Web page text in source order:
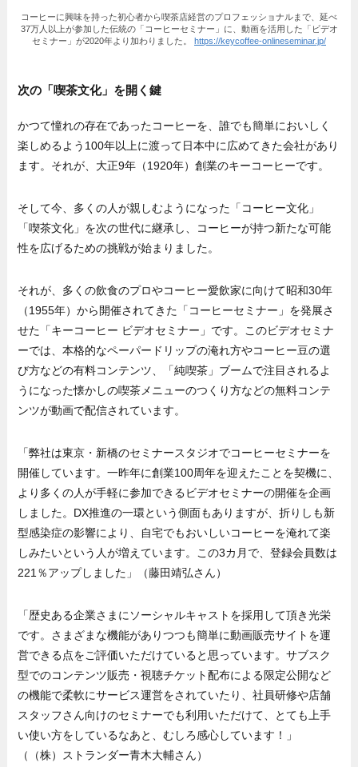
コーヒーに興味を持った初心者から喫茶店経営のプロフェッショナルまで、延べ
37万人以上が参加した伝統の「コーヒーセミナー」に、動画を活用した「ビデオ
セミナー」が2020年より加わりました。 https://keycoffee-onlineseminar.jp/
次の「喫茶文化」を開く鍵
かつて憧れの存在であったコーヒーを、誰でも簡単においしく
楽しめるよう100年以上に渡って日本中に広めてきた会社があり
ます。それが、大正9年（1920年）創業のキーコーヒーです。
そして今、多くの人が親しむようになった「コーヒー文化」
「喫茶文化」を次の世代に継承し、コーヒーが持つ新たな可能
性を広げるための挑戦が始まりました。
それが、多くの飲食のプロやコーヒー愛飲家に向けて昭和30年
（1955年）から開催されてきた「コーヒーセミナー」を発展さ
せた「キーコーヒー ビデオセミナー」です。このビデオセミナ
ーでは、本格的なペーパードリップの淹れ方やコーヒー豆の選
び方などの有料コンテンツ、「純喫茶」ブームで注目されるよ
うになった懐かしの喫茶メニューのつくり方などの無料コンテ
ンツが動画で配信されています。
「弊社は東京・新橋のセミナースタジオでコーヒーセミナーを
開催しています。一昨年に創業100周年を迎えたことを契機に、
より多くの人が手軽に参加できるビデオセミナーの開催を企画
しました。DX推進の一環という側面もありますが、折りしも新
型感染症の影響により、自宅でもおいしいコーヒーを淹れて楽
しみたいという人が増えています。この3カ月で、登録会員数は
221％アップしました」（藤田靖弘さん）
「歴史ある企業さまにソーシャルキャストを採用して頂き光栄
です。さまざまな機能がありつつも簡単に動画販売サイトを運
営できる点をご評価いただけていると思っています。サブスク
型でのコンテンツ販売・視聴チケット配布による限定公開など
の機能で柔軟にサービス運営をされていたり、社員研修や店舗
スタッフさん向けのセミナーでも利用いただけて、とても上手
い使い方をしているなあと、むしろ感心しています！」
（（株）ストランダー青木大輔さん）